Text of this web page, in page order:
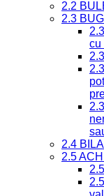
2.2
2.3
cu
2.4
2.5